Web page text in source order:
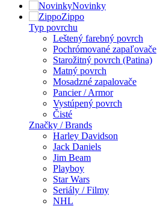
Novinky
Zippo
Typ povrchu
Leštený farebný povrch
Pochrómované zapaľovače
Starožitný povrch (Patina)
Matný povrch
Mosadzné zapalovače
Pancier / Armor
Vystúpený povrch
Čisté
Značky / Brands
Harley Davidson
Jack Daniels
Jim Beam
Playboy
Star Wars
Seriály / Filmy
NHL